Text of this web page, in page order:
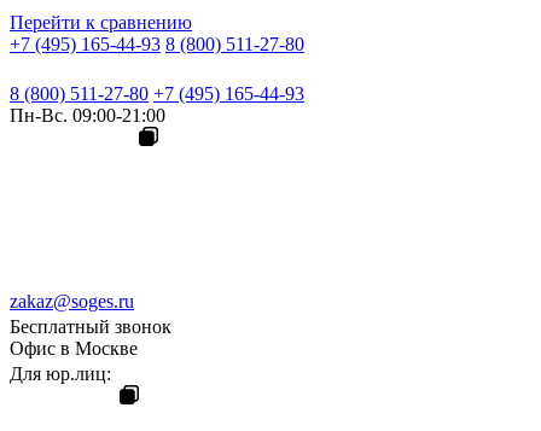
Перейти к сравнению
+7 (495) 165-44-93 8 (800) 511-27-80
8 (800) 511-27-80 +7 (495) 165-44-93
Пн-Вс. 09:00-21:00
zakaz@soges.ru
Бесплатный звонок
Офис в Москве
Для юр.лиц: